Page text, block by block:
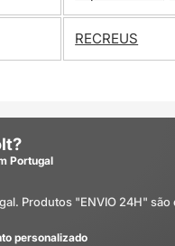
RECREUS
Portugal
Produtos "ENVIO 24H"
personalizado